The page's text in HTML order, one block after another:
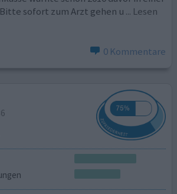
sofort zum Arzt gehen u ... Lesen
0 Kommentare